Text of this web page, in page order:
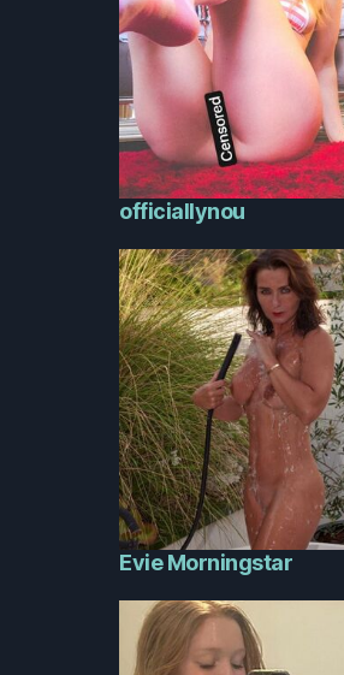
officiallynou
Evie Morningstar